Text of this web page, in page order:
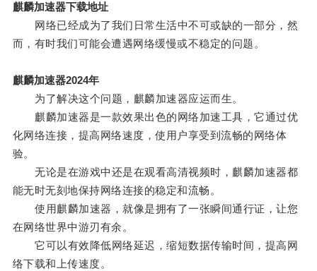
麒麟加速器下载地址
网络已经成为了我们日常生活中不可或缺的一部分，然
而，有时我们可能会遭遇网络缓慢或不稳定的问题。
麒麟加速器2024年
为了解决这个问题，麒麟加速器应运而生。
麒麟加速器是一款效果出色的网络加速工具，它通过优
化网络连接，提高网络速度，使用户享受到流畅的网络体
验。
无论是在游戏中还是在观看高清视频时，麒麟加速器都
能无时无刻地保持网络连接的稳定和流畅。
使用麒麟加速器，就像是拥有了一张瞬间通行证，让您
在网络世界中游刃有余。
它可以有效降低网络延迟，缩短数据传输时间，提高网
络下载和上传速度。